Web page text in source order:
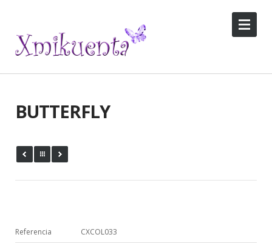
BUTTERFLY
Referencia
CXCOL033